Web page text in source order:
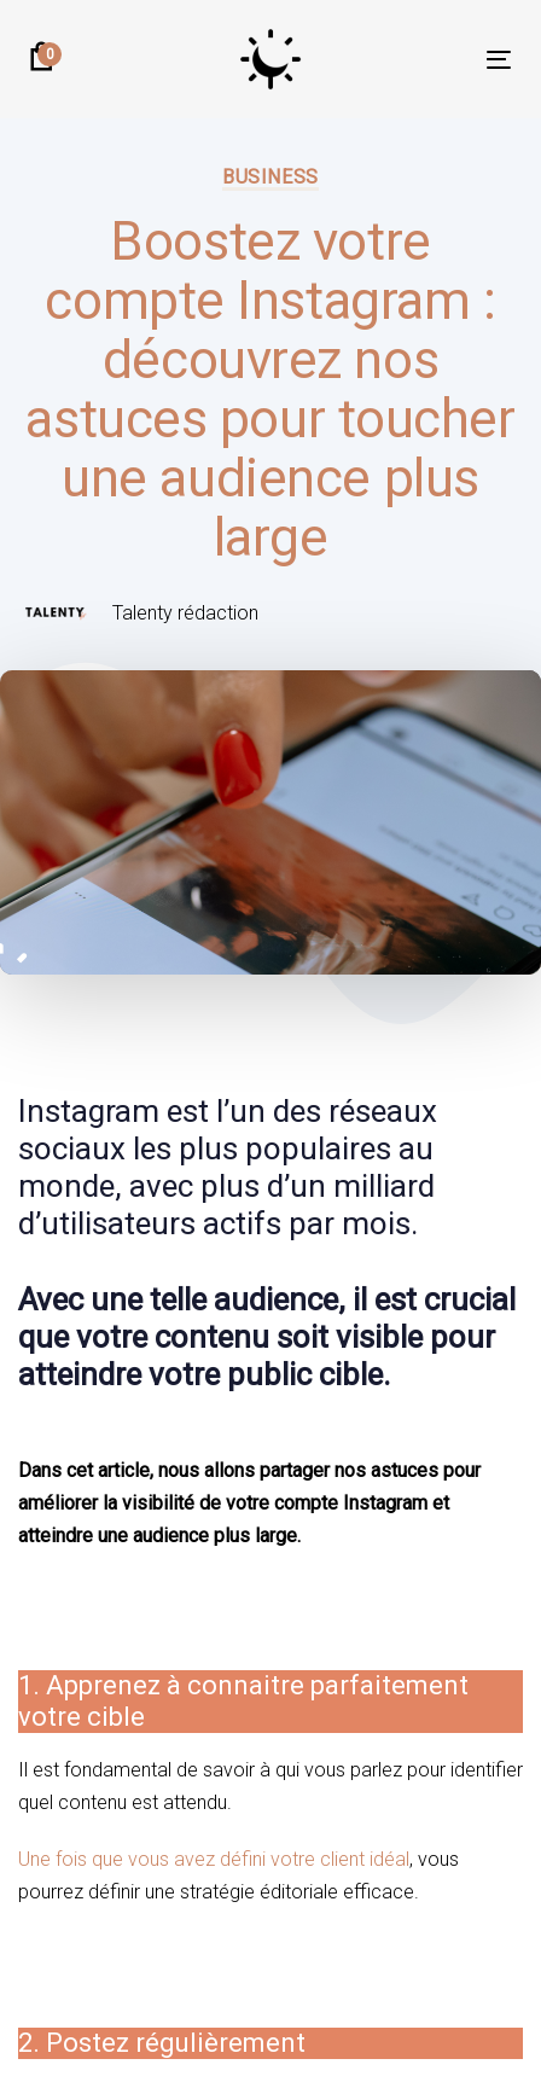
links
0
BUSINESS
Boostez votre
compte Instagram :
découvrez nos
astuces pour toucher
une audience plus
large
Talenty rédaction
Instagram est l’un des réseaux
sociaux les plus populaires au
monde, avec plus d’un milliard
d’utilisateurs actifs par mois.
Avec une telle audience, il est crucial
que votre contenu soit visible pour
atteindre votre public cible.
Dans cet article, nous allons partager nos astuces pour
améliorer la visibilité de votre compte Instagram et
atteindre une audience plus large.
1. Apprenez à connaitre parfaitement
votre cible
Il est fondamental de savoir à qui vous parlez pour identifier
quel contenu est attendu.
Une fois que vous avez défini votre client idéal , vous
pourrez définir une stratégie éditoriale efficace.
2. Postez régulièrement